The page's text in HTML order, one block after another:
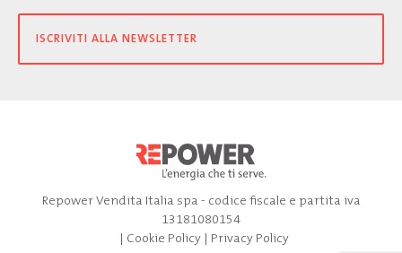
ISCRIVITI ALLA NEWSLETTER
Repower Vendita Italia spa - codice fiscale e partita iva
13181080154
| Cookie Policy| Privacy Policy